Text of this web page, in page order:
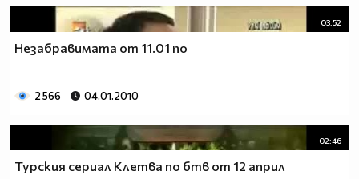
03:52
Незабравимата от 11.01 по
2 566 04.01.2010
02:46
Турския сериал Клетва по бтв от 12 април